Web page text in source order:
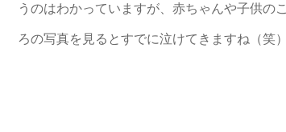
うのはわかっていますが、赤ちゃんや子供のこ
ろの写真を見るとすでに泣けてきますね（笑）